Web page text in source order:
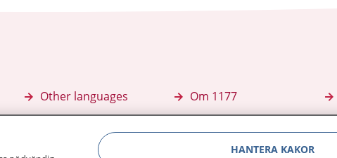
Other languages
Om 1177
HANTERA KAKOR